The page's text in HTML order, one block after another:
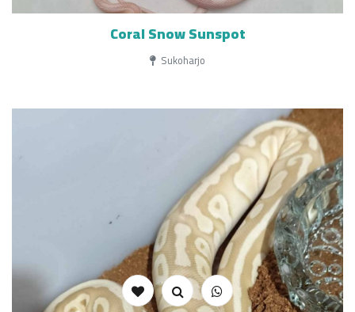
Coral Snow Sunspot
Sukoharjo